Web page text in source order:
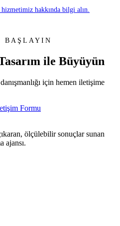
hakkında bilgi alın.
BAŞLAYIN
ile Büyüyün
için hemen iletişime
Formu
ölçülebilir sonuçlar sunan
ajansı.